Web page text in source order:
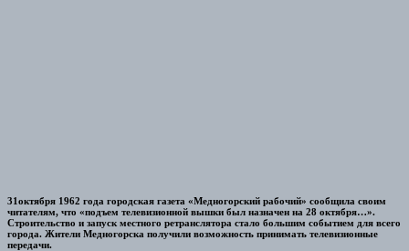
31октября 1962 года городская газета «Медногорский рабочий» сообщила своим
читателям, что «подъем телевизионной вышки был назначен на 28 октября…».
Строительство и запуск местного ретранслятора стало большим событием для всего
города. Жители Медногорска получили возможность принимать телевизионные
передачи.